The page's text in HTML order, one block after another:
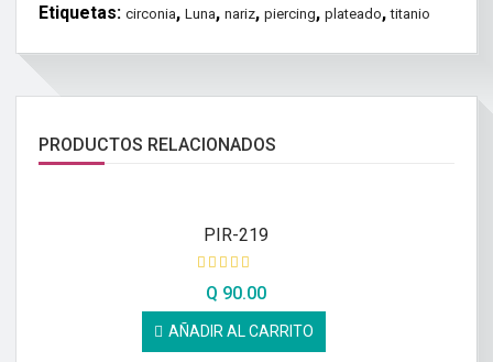
Etiquetas: circonia, Luna, nariz, piercing, plateado,titanio
PRODUCTOS RELACIONADOS
PIR-219
Q 90.00
AÑADIR AL CARRITO